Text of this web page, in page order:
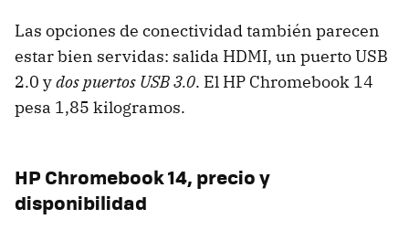
Las opciones de conectividad también parecen
estar bien servidas: salida HDMI, un puerto USB
2.0 ydos puertos USB 3.0. El HP Chromebook 14
pesa 1,85 kilogramos.
HP Chromebook 14, precio y
disponibilidad